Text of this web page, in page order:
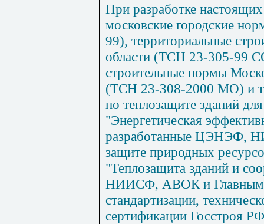
При разработке
московские городские
99), территориальные
области (ТСН 23-305-99
строительные нормы
(ТСН 23-308-2000 МО) и
по теплозащите зданий
"Энергетическая
разработанные ЦЭНЭФ,
защите природных
"Теплозащита зданий и
НИИСФ, АВОК и Главным
стандартизации,
сертификации Госстроя